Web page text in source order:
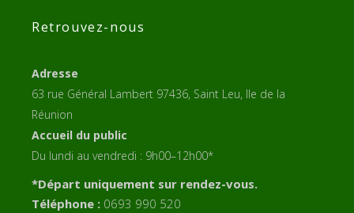
Retrouvez-nous
Adresse
63 rue Général Lambert 97436, Saint Leu, Ile de la
Réunion
Accueil du public
Du lundi au vendredi : 9h00–12h00*
*Départ uniquement sur rendez-vous.
Téléphone : 0693 990 520